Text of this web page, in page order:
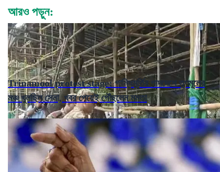
আরও পড়ুন:
Trinamool protest stage: গান্ধিমূর্তির পাদদেশে তৃণমূলের
মঞ্চ খুলছিল সেনা, খবর পেয়েই পৌঁছলেন মমতা